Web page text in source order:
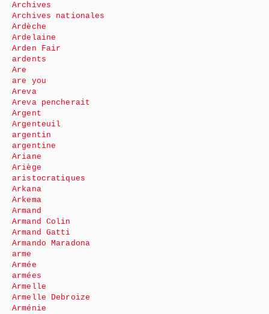
Archives
Archives nationales
Ardèche
Ardelaine
Arden Fair
ardents
Are
are you
Areva
Areva pencherait
Argent
Argenteuil
argentin
argentine
Ariane
Ariège
aristocratiques
Arkana
Arkema
Armand
Armand Colin
Armand Gatti
Armando Maradona
arme
Armée
armées
Armelle
Armelle Debroize
Arménie